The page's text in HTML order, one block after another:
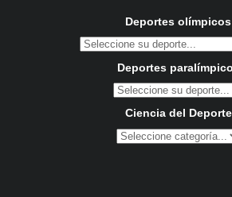
Deportes olímpicos
Deportes
Ciencia del Deporte